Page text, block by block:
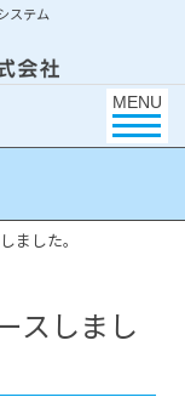
ステム
Toggle
MENU
ました。
スしまし